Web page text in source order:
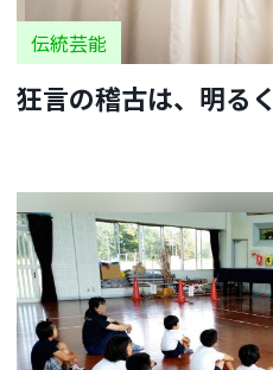
伝統芸能
狂言の稽古は、明る